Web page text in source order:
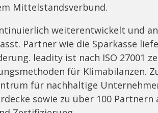
Mittelstandsverbund.
weiterentwickelt und
Partner wie die Sparkasse
leadity ist nach ISO 27001
für Klimabilanzen.
für nachhaltige
sowie zu über 100 Partnern